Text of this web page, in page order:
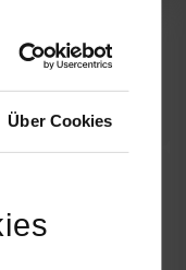
Über Cookies
–
Umfeld